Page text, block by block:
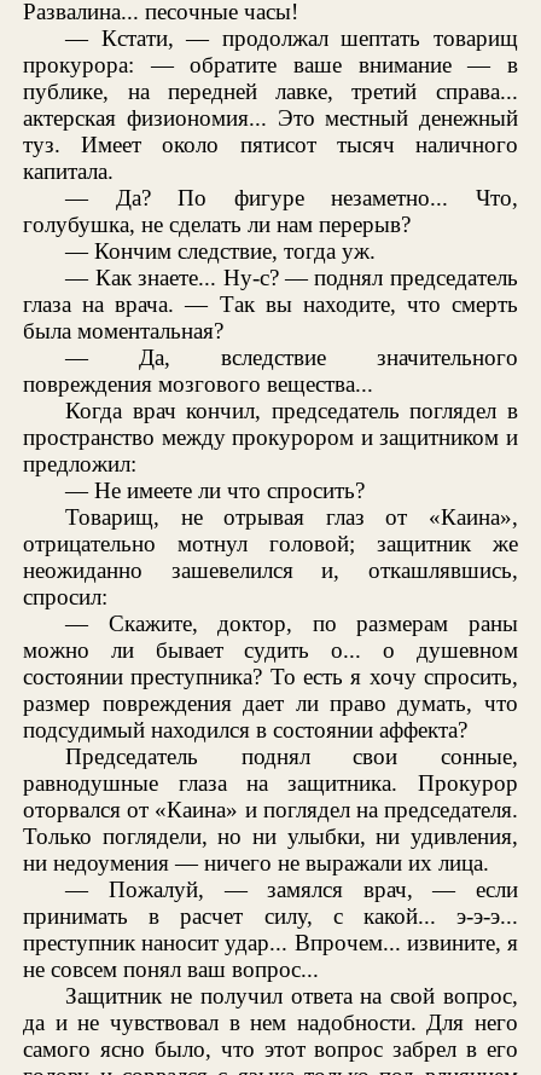
Развалина... песочные часы!
— Кстати, — продолжал шептать товарищ
прокурора: — обратите ваше внимание — в
публике, на передней лавке, третий справа...
актерская физиономия... Это местный денежный
туз. Имеет около пятисот тысяч наличного
капитала.
— Да? По фигуре незаметно... Что,
голубушка, не сделать ли нам перерыв?
— Кончим следствие, тогда уж.
— Как знаете... Ну-с? — поднял председатель
глаза на врача. — Так вы находите, что смерть
была моментальная?
— Да, вследствие значительного
повреждения мозгового вещества...
Когда врач кончил, председатель поглядел в
пространство между прокурором и защитником и
предложил:
— Не имеете ли что спросить?
Товарищ, не отрывая глаз от «Каина»,
отрицательно мотнул головой; защитник же
неожиданно зашевелился и, откашлявшись,
спросил:
— Скажите, доктор, по размерам раны
можно ли бывает судить о... о душевном
состоянии преступника? То есть я хочу спросить,
размер повреждения дает ли право думать, что
подсудимый находился в состоянии аффекта?
Председатель поднял свои сонные,
равнодушные глаза на защитника. Прокурор
оторвался от «Каина» и поглядел на председателя.
Только поглядели, но ни улыбки, ни удивления,
ни недоумения — ничего не выражали их лица.
— Пожалуй, — замялся врач, — если
принимать в расчет силу, с какой... э-э-э...
преступник наносит удар... Впрочем... извините, я
не совсем понял ваш вопрос...
Защитник не получил ответа на свой вопрос,
да и не чувствовал в нем надобности. Для него
самого ясно было, что этот вопрос забрел в его